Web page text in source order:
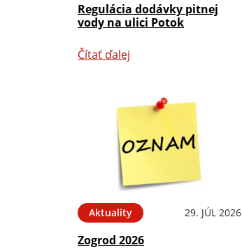
Regulácia dodávky pitnej
vody na ulici Potok
Čítať ďalej
Aktuality 29. JÚL 2026
Zogrod 2026